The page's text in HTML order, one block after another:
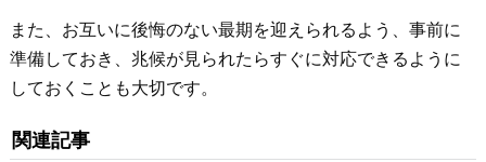
また、お互いに後悔のない最期を迎えられるよう、事前に
準備しておき、兆候が見られたらすぐに対応できるように
しておくことも大切です。
関連記事